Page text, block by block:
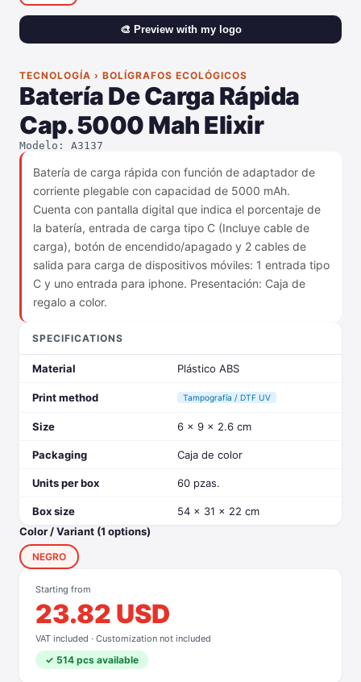
🎨 Preview with my logo
TECNOLOGÍA › BOLÍGRAFOS ECOLÓGICOS
Batería De Carga Rápida
Cap. 5000 Mah Elixir
Modelo: A3137
Batería de carga rápida con función de adaptador de
corriente plegable con capacidad de 5000 mAh.
Cuenta con pantalla digital que indica el porcentaje de
la batería, entrada de carga tipo C (Incluye cable de
carga), botón de encendido/apagado y 2 cables de
salida para carga de dispositivos móviles: 1 entrada tipo
C y uno entrada para iphone. Presentación: Caja de
regalo a color.
SPECIFICATIONS
Material Plástico ABS
Print method Tampografía / DTF UV
Size 6 x 9 x 2.6 cm
Packaging Caja de color
Units per box 60 pzas.
Box size
54 x 31 x 22 cm
Color / Variant (1 options)
NEGRO
Starting from
23.82 USD
VAT included · Customization not included
✓ 514 pcs available